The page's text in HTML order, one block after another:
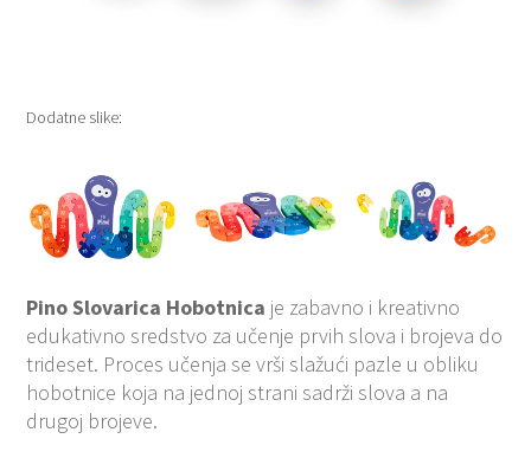
Dodatne slike:
Pino Slovarica Hobotnica je zabavno i kreativno
edukativno sredstvo za učenje prvih slova i brojeva do
trideset. Proces učenja se vrši slažući pazle u obliku
hobotnice koja na jednoj strani sadrži slova a na
drugoj brojeve.